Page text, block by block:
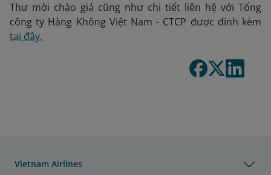
Thư mời chào giá cũng như chi tiết liên hệ với Tổng
công ty Hàng Không Việt Nam - CTCP được đính kèm
tại đây.
Vietnam Airlines